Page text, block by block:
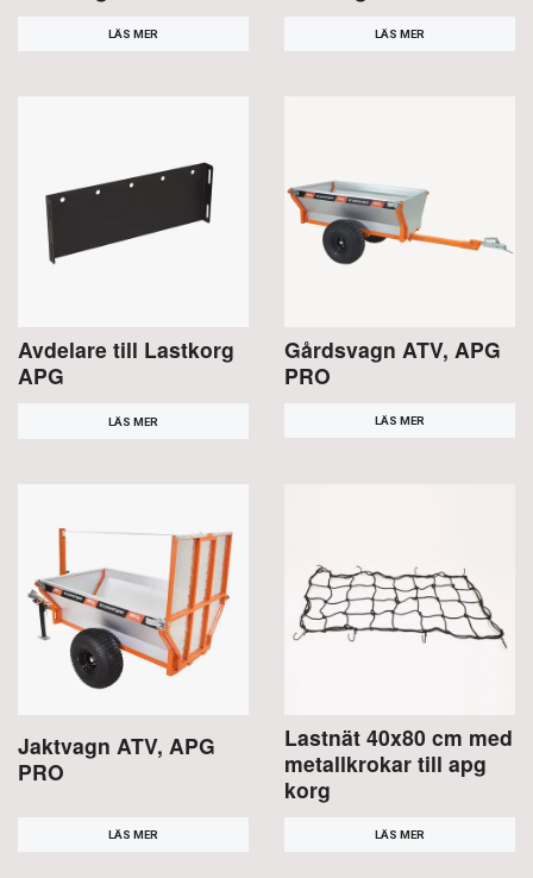
LÄS MER LÄS MER
Avdelare till Lastkorg
APG
LÄS MER
Gårdsvagn ATV, APG
PRO
LÄS MER
Jaktvagn ATV, APG
PRO
LÄS MER
Lastnät 40x80 cm med
metallkrokar till apg
korg
LÄS MER